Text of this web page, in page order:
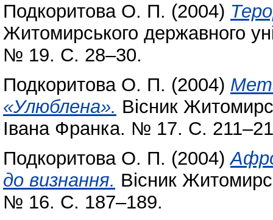
Подкоритова О. П. (2004)
Житомирського державного
№ 19. С. 28–30.
Подкоритова О. П. (2004)
«Улюблена». Вісник
Івана Франка. № 17. С.
Подкоритова О. П. (2004)
до визнання. Вісник
№ 16. С. 187–189.